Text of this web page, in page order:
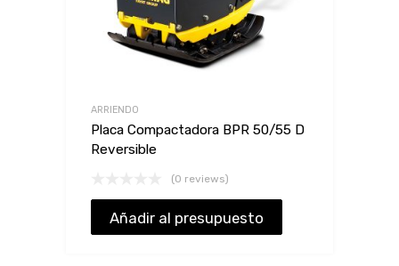
ARRIENDO
Placa Compactadora BPR 50/55 D
Reversible
(0 reviews)
Añadir al presupuesto